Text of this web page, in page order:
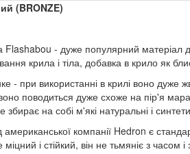
(BRONZE)
Flashabou - дуже популярний матеріал
крила і тіла, добавка в крило як
- при використанні в крилі воно дуже
поводиться дуже схоже на пір'я
збирає на собі м'які натуральні і
американської компанії Hedron є
міцний і стійкий, він не тьмяніє з